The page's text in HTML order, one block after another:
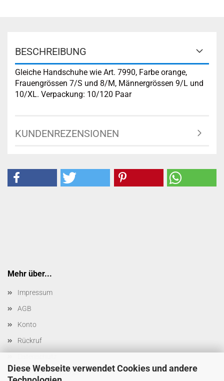
Diese Webseite verwendet Cookies und andere
BESCHREIBUNG
Gleiche Handschuhe wie Art. 7990, Farbe orange,
Frauengrössen 7/S und 8/M, Männergrössen 9/L und
10/XL. Verpackung: 10/120 Paar
KUNDENREZENSIONEN
Mehr über...
Impressum
AGB
Konto
Rückruf
Cookie Einstellungen